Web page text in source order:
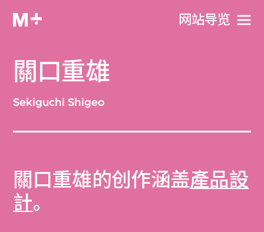
网站导览
關口重雄
Sekiguchi Shigeo
關口重雄的创作涵盖產品設
計。